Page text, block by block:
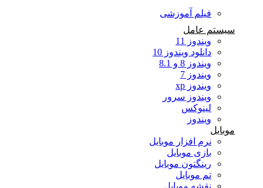
فیلم آموزشی
سیستم عامل
ویندوز 11
دانلود ویندوز 10
ویندوز 8 و 8.1
ویندوز 7
ویندوز xp
ویندوز سرور
لینوکس
ویندوز
موبایل
نرم افزار موبایل
بازی موبایل
رینگتون موبایل
تم موبایل
نقشه موبایل